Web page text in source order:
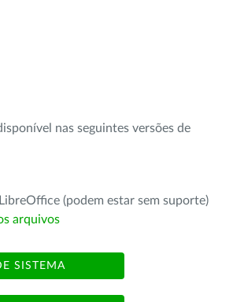
nas seguintes versões de
(podem estar sem suporte)
arquivos
SISTEMA